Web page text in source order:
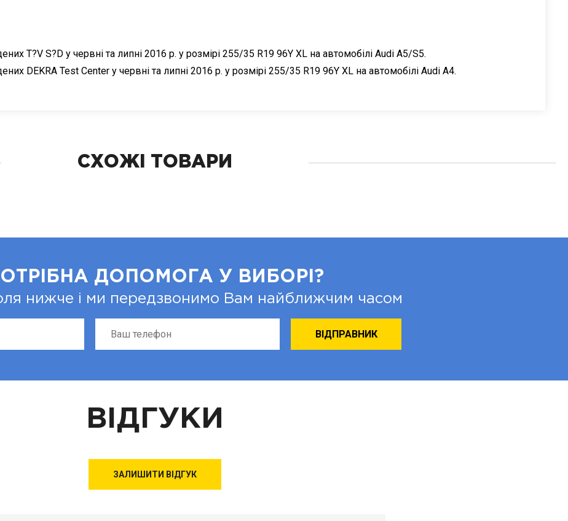
T?V S?D у червні та липні 2016 р. у розмірі 255/35 R19 96Y XL на автомобілі Audi A5/S5.
DEKRA Test Center у червні та липні 2016 р. у розмірі 255/35 R19 96Y XL на автомобілі Audi A4.
СХОЖІ ТОВАРИ
ДОПОМОГА У ВИБОРІ?
нижче і ми передзвонимо Вам найближчим часом
ВІДГУКИ
ЗАЛИШИТИ ВІДГУК